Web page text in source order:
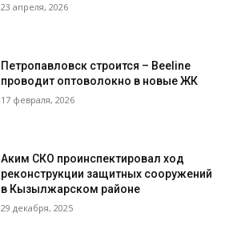
23 апреля, 2026
Петропавловск строится – Beeline
проводит оптоволокно в новые ЖК
17 февраля, 2026
Аким СКО проинспектировал ход
реконструкции защитных сооружений
в Кызылжарском районе
29 декабря, 2025